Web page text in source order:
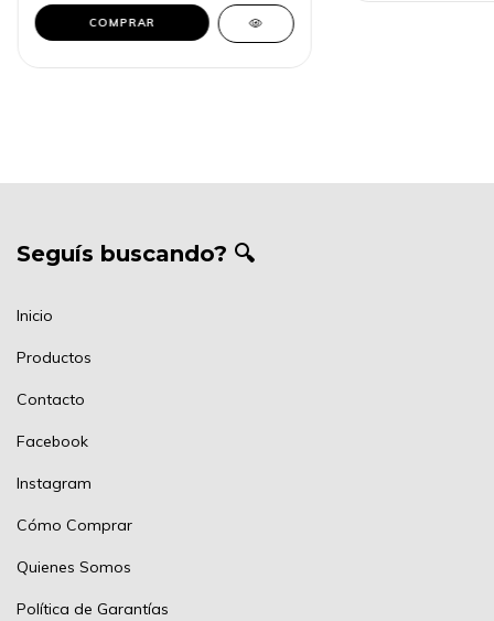
Seguís buscando? 🔍
Inicio
Productos
Contacto
Facebook
Instagram
Cómo Comprar
Quienes Somos
Política de Garantías